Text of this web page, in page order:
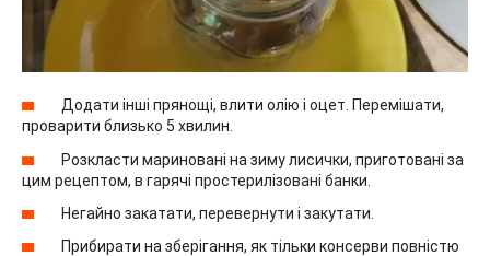
Додати інші прянощі, влити олію і оцет. Перемішати,
проварити близько 5 хвилин.
Розкласти мариновані на зиму лисички, приготовані за
цим рецептом, в гарячі простерилізовані банки.
Негайно закатати, перевернути і закутати.
Прибирати на зберігання, як тільки консерви повністю